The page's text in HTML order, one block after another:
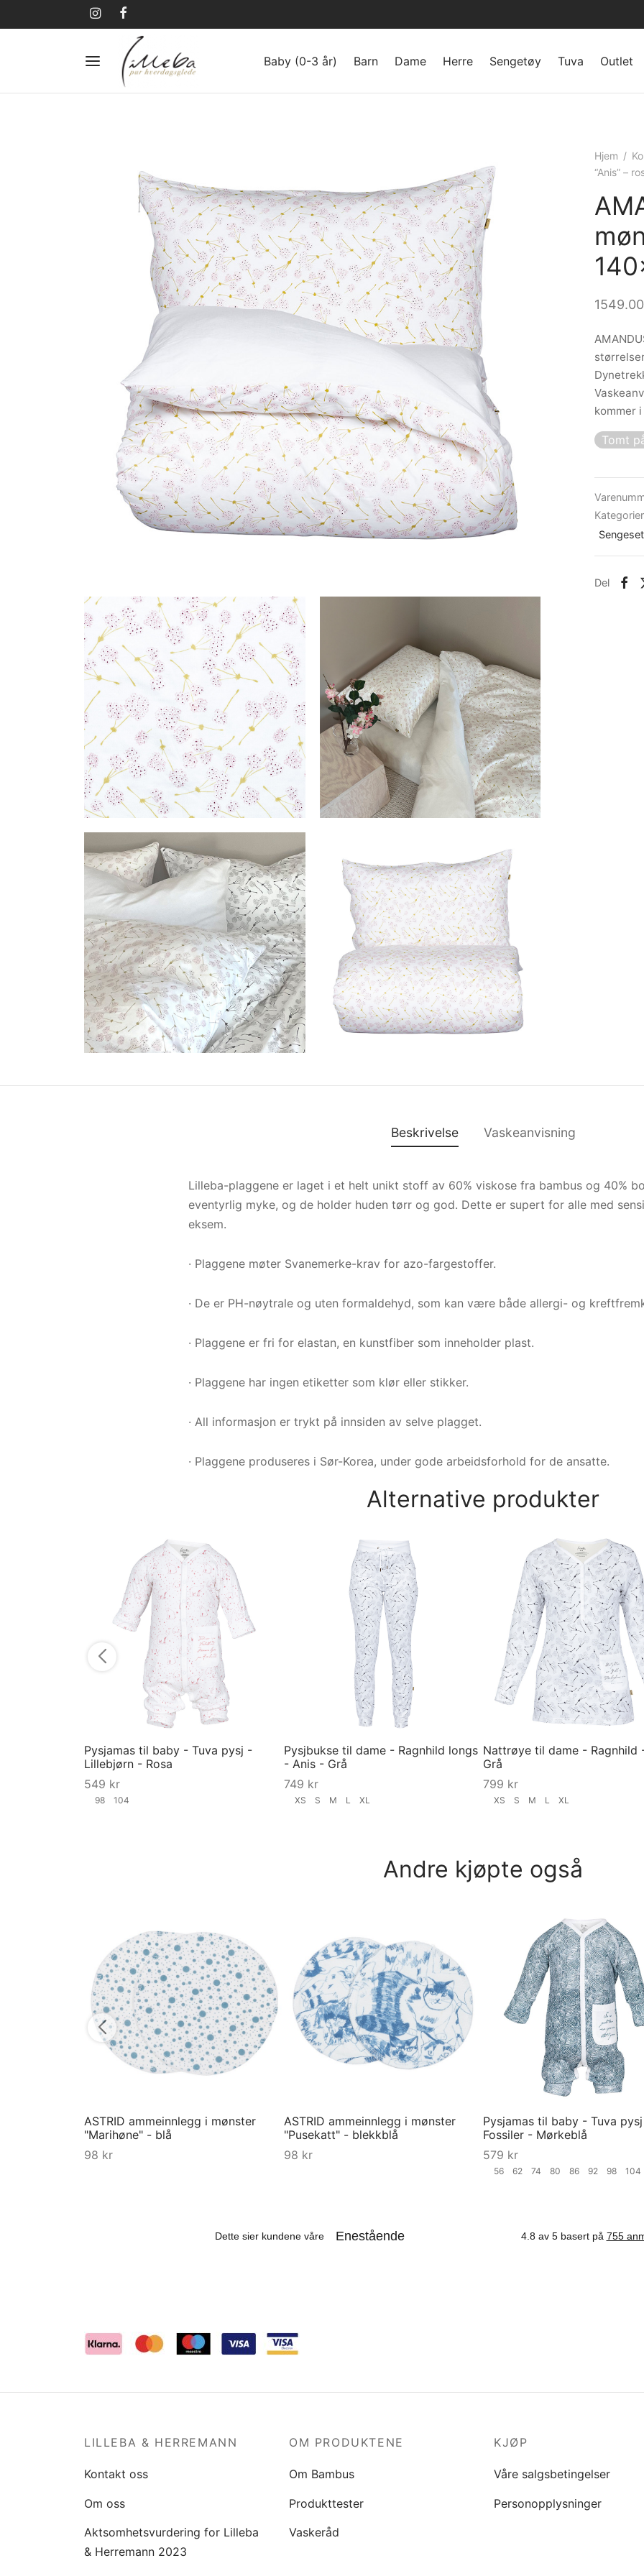
Baby (0-3 år) Barn Dame Herre Sengetøy Tuva Outlet
Hjem /
“Anis” –
1549.00
kommer
Tomt
Del
Beskrivelse Vaskeanvisning
Lilleba-plaggene er laget i et helt unikt stoff av 60% viskose fra bambus og 40%
eventyrlig myke, og de holder huden tørr og god. Dette er supert for alle med
eksem.
· Plaggene møter Svanemerke-krav for azo-fargestoffer.
· De er PH-nøytrale og uten formaldehyd, som kan være både allergi- og
· Plaggene er fri for elastan, en kunstfiber som inneholder plast.
· Plaggene har ingen etiketter som klør eller stikker.
· All informasjon er trykt på innsiden av selve plagget.
· Plaggene produseres i Sør-Korea, under gode arbeidsforhold for de ansatte.
Alternative produkter
Pysjamas til baby - Tuva pysj -
Lillebjørn - Rosa
549 kr
98 104
Pysjbukse til dame - Ragnhild longs
- Anis - Grå
749 kr
XS S M L XL
Nattrøye til dame - Ragnhild
Grå
799 kr
XS S M L XL
Andre kjøpte også
ASTRID ammeinnlegg i mønster
"Marihøne" - blå
98 kr
ASTRID ammeinnlegg i mønster
"Pusekatt" - blekkblå
98 kr
Pysjamas til baby - Tuva
Fossiler - Mørkeblå
579 kr
56 62 74 80 86 92 98 104
LILLEBA & HERREMANN
Kontakt oss
Om oss
Aktsomhetsvurdering for Lilleba
& Herremann 2023
OM PRODUKTENE
Om Bambus
Produkttester
Vaskeråd
KJØP
Våre salgsbetingelser
Personopplysninger